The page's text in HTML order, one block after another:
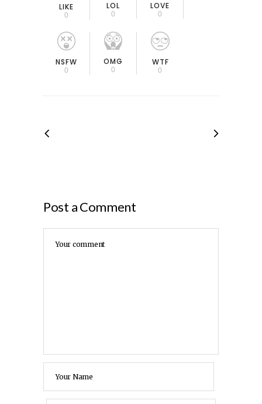
LIKE
0
LOL
0
LOVE
0
NSFW
0
OMG
0
WTF
0
Post a Comment